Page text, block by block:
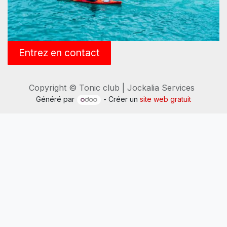
Entrez en contact
Copyright © Tonic club | Jockalia Services
Généré par - Créer un site web gratuit